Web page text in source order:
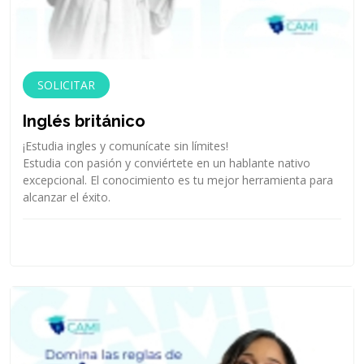
SOLICITAR
Inglés británico
¡Estudia ingles y comunícate sin límites!
Estudia con pasión y conviértete en un hablante nativo
excepcional. El conocimiento es tu mejor herramienta para
alcanzar el éxito.